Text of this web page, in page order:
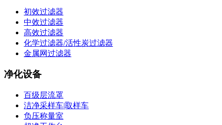
初效过滤器
中效过滤器
高效过滤器
化学过滤器/活性炭过滤器
金属网过滤器
净化设备
百级层流罩
洁净采样车|取样车
负压称量室